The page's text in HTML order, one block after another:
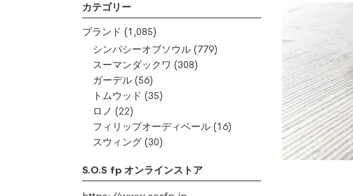
カテゴリー
ブランド (1,085)
シンパシーオブソウル (779)
スーマンダックワ (308)
ガーデル (56)
トムウッド (35)
ロノ (22)
フィリップオーディベール (16)
スウィング (30)
S.O.S fp オンラインストア